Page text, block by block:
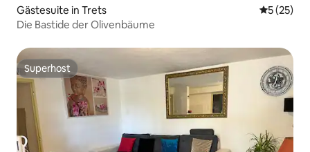
Gästesuite in Trets
5 (25)
Die Bastide der Olivenbäume
Superhost
Superhost